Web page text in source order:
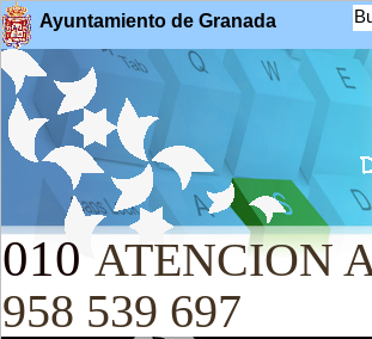
Ayuntamiento de Granada
010 ATENCION
958 539 697